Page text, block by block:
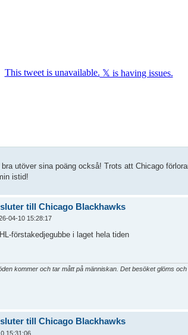
utöver sina poäng också! Trots att Chicago
istid!
till Chicago Blackhawks
04-10 15:28:17
förstakedjegubbe i laget hela tiden
kommer och tar mått på människan. Det besöket glöms
till Chicago Blackhawks
15:31:06